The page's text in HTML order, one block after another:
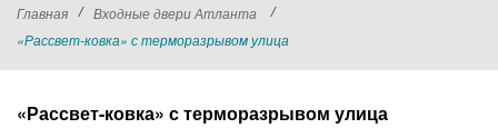
Главная / Входные двери Атланта
/
«Рассвет-ковка» с терморазрывом улица
«Рассвет-ковка» с терморазрывом улица